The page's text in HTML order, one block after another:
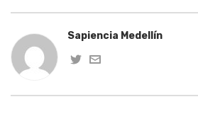
Sapiencia Medellín